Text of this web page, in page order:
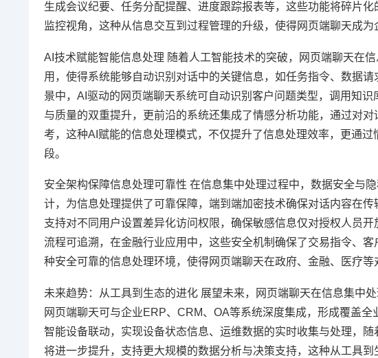
生成会议纪要、任务分配提醒、进度跟踪报表等，这些功能将碎片
监控视角，这种从信息交互到过程管理的升级，使得网页端聊天成为
AI技术赋能智能信息处理 随着人工智能技术的突破，网页端聊天在
用，使得系统能够自动识别对话中的关键信息，如任务指令、数据
景中，AI驱动的网页端聊天系统可自动识别客户问题类型，调用知
与质量的双重提升，更前沿的系统还集成了情感分析功能，通过对
考，这种AI赋能的信息处理模式，不仅提升了信息处理效率，更通
段。
安全架构保障信息处理可靠性 在信息集中处理过程中，数据安全与
计，为信息处理提供了可靠保障，端到端加密技术确保对话内容在
支持对不同用户设置差异化访问权限，确保敏感信息仅对授权人员
流程可追溯，在金融行业应用中，这些安全机制确保了交易指令、
种安全可靠的信息处理环境，使得网页端聊天在政府、金融、医疗等
未来趋势：从工具到生态的进化 展望未来，网页端聊天在信息集中
网页端聊天可与企业ERP、CRM、OA等系统深度集成，形成覆盖
智能设备联动，实现设备状态信息、运维数据的实时收集与处理，
将进一步提升，支持更大规模的数据分析与决策支持，这种从工具